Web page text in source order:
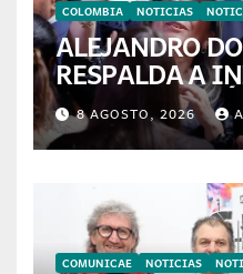
COLOMBIA NOTICIAS
ALEJANDRO
RESPALDA A
CALI: «ES EL
FÚTBOL»
8 AGOSTO, 2026
COMUNICAE NOTICIAS